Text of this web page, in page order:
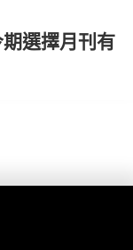
期選擇月刊有